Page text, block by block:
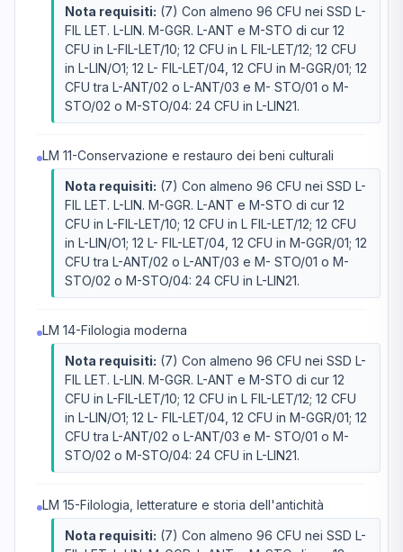
Nota requisiti: (7) Con almeno 96 CFU nei SSD L-
FIL LET. L-LIN. M-GGR. L-ANT e M-STO di cur 12
CFU in L-FIL-LET/10; 12 CFU in L FIL-LET/12; 12 CFU
in L-LIN/O1; 12 L- FIL-LET/04, 12 CFU in M-GGR/01; 12
CFU tra L-ANT/02 o L-ANT/03 e M- STO/01 o M-
STO/02 o M-STO/04: 24 CFU in L-LIN21.
LM 11-Conservazione e restauro dei beni culturali
Nota requisiti: (7) Con almeno 96 CFU nei SSD L-
FIL LET. L-LIN. M-GGR. L-ANT e M-STO di cur 12
CFU in L-FIL-LET/10; 12 CFU in L FIL-LET/12; 12 CFU
in L-LIN/O1; 12 L- FIL-LET/04, 12 CFU in M-GGR/01; 12
CFU tra L-ANT/02 o L-ANT/03 e M- STO/01 o M-
STO/02 o M-STO/04: 24 CFU in L-LIN21.
LM 14-Filologia moderna
Nota requisiti: (7) Con almeno 96 CFU nei SSD L-
FIL LET. L-LIN. M-GGR. L-ANT e M-STO di cur 12
CFU in L-FIL-LET/10; 12 CFU in L FIL-LET/12; 12 CFU
in L-LIN/O1; 12 L- FIL-LET/04, 12 CFU in M-GGR/01; 12
CFU tra L-ANT/02 o L-ANT/03 e M- STO/01 o M-
STO/02 o M-STO/04: 24 CFU in L-LIN21.
LM 15-Filologia, letterature e storia dell'antichità
Nota requisiti: (7) Con almeno 96 CFU nei SSD L-